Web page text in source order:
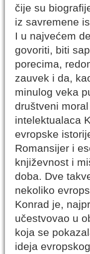
čije su
iz savremene
I u najvećem
govoriti, biti
porecima,
zauvek i da,
minulog veka
društveni
intelektualaca
evropske
Romansijer i
književnost i
doba. Dve
nekoliko
Konrad je,
učestvovao u
koja se
ideja